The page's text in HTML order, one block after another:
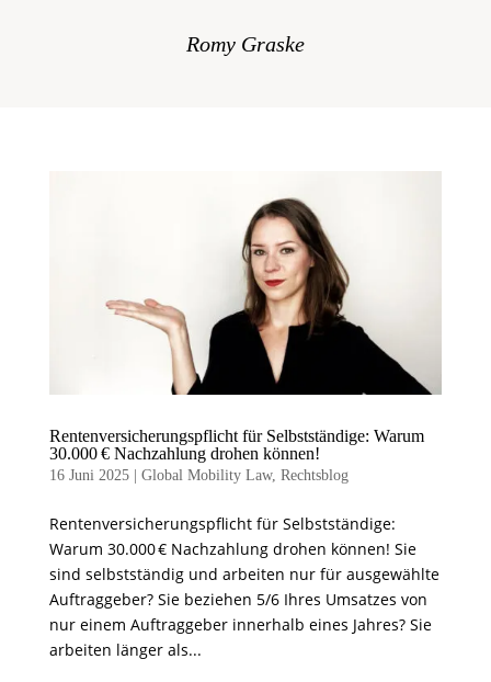
Romy Graske
Rentenversicherungspflicht für Selbstständige: Warum
30.000 € Nachzahlung drohen können!
16 Juni 2025| Global Mobility Law, Rechtsblog
Rentenversicherungspflicht für Selbstständige:
Warum 30.000 € Nachzahlung drohen können! Sie
sind selbstständig und arbeiten nur für ausgewählte
Auftraggeber? Sie beziehen 5/6 Ihres Umsatzes von
nur einem Auftraggeber innerhalb eines Jahres? Sie
arbeiten länger als...